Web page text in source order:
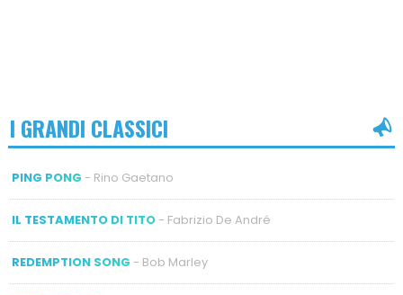
I GRANDI CLASSICI
PING PONG - Rino Gaetano
IL TESTAMENTO DI TITO- Fabrizio De André
REDEMPTION SONG - Bob Marley